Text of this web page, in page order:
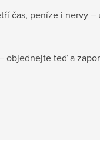
čas, peníze i nervy
objednejte teď a